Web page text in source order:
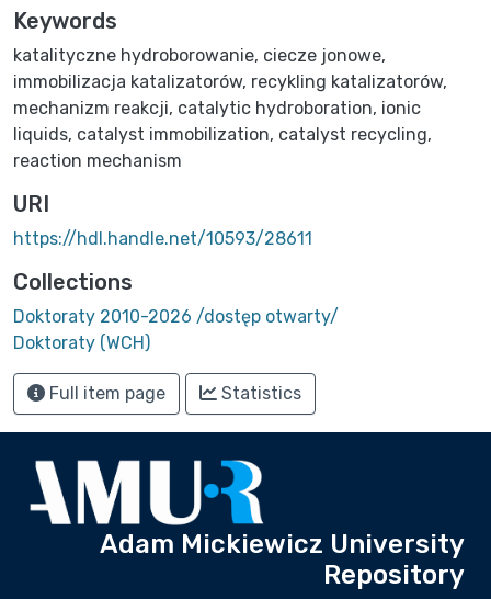
Keywords
katalityczne hydroborowanie, ciecze jonowe,
immobilizacja katalizatorów, recykling katalizatorów,
mechanizm reakcji, catalytic hydroboration, ionic
liquids, catalyst immobilization, catalyst recycling,
reaction mechanism
URI
https://hdl.handle.net/10593/28611
Collections
Doktoraty 2010-2026 /dostęp otwarty/
Doktoraty (WCH)
Full item page Statistics
Adam Mickiewicz University
Repository